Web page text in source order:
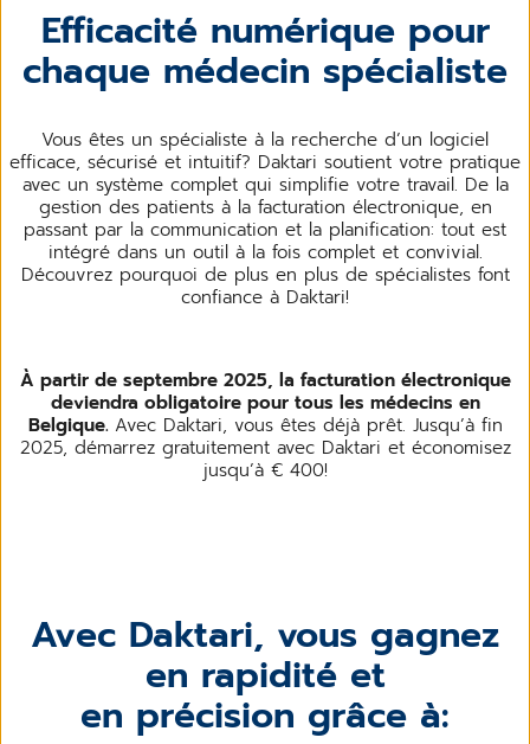
Efficacité numérique pour
chaque médecin spécialiste
Vous êtes un spécialiste à la recherche d’un logiciel
efficace, sécurisé et intuitif? Daktari soutient votre pratique
avec un système complet qui simplifie votre travail. De la
gestion des patients à la facturation électronique, en
passant par la communication et la planification: tout est
intégré dans un outil à la fois complet et convivial.
Découvrez pourquoi de plus en plus de spécialistes font
confiance à Daktari!
À partir de septembre 2025, la facturation électronique
deviendra obligatoire pour tous les médecins en
Belgique. Avec Daktari, vous êtes déjà prêt. Jusqu’à fin
2025, démarrez gratuitement avec Daktari et économisez
jusqu’à € 400!
Avec Daktari, vous gagnez
en rapidité et
en précision grâce à: